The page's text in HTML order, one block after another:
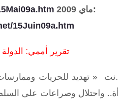
ماي 2009:
15Juin09a.htm
تقرير أممي:
« تهديد للحريات
واحتلال وصراعات على السلطة